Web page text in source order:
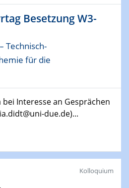
drops in channel flow
Besetzung W3-
Technisch-
für die
bei Interesse an Gesprächen
due.de)...
Kolloquium